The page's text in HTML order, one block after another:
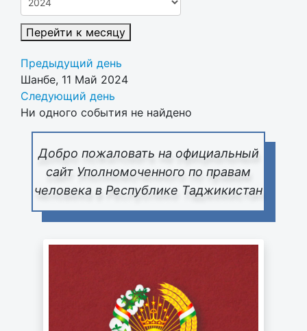
Добро пожаловать на официальный
сайт Уполномоченного по правам
человека в Республике Таджикистан
Перейти к месяцу
Предыдущий день
Шанбе, 11 Май 2024
Следующий день
Ни одного события не найдено